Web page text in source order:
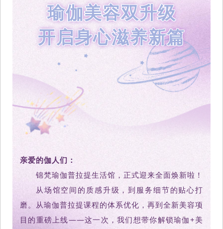
瑜伽美容双升级
开启身心滋养新篇
亲爱的伽人们：
锦梵瑜伽普拉提生活馆，正式迎来全面焕新啦！
从场馆空间的质感升级，到服务细节的贴心打
磨。从瑜伽普拉提课程的体系优化，再到全新美容项
目的重磅上线——这一次，我们想带你解锁瑜伽+美